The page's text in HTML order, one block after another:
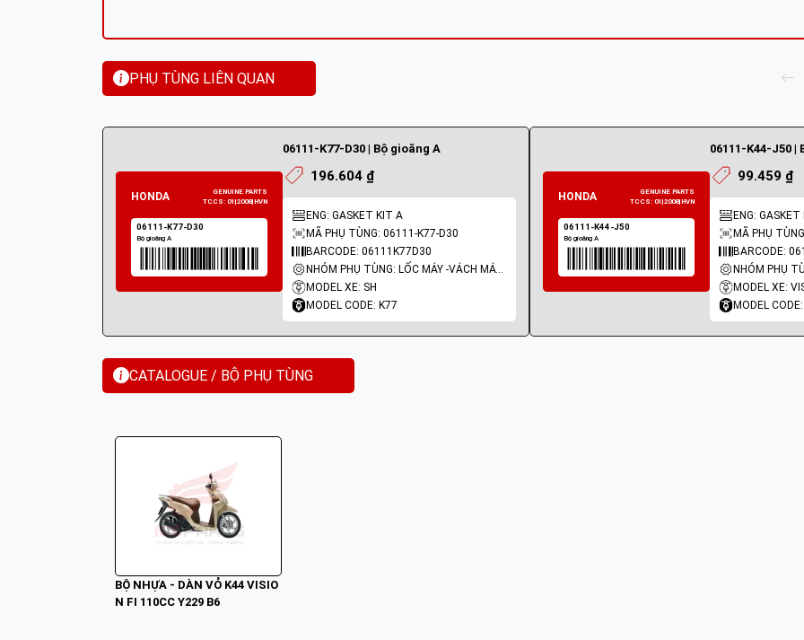
PHỤ TÙNG LIÊN QUAN
06111-K77-D30 | Bộ gioăng A
196.604 ₫
ENG: GASKET KIT A
MÃ PHỤ TÙNG: 06111-K77-D30
BARCODE: 06111K77D30
NHÓM PHỤ TÙNG: LỐC MÁY -VÁCH MÁY - GIOĂNG MÁY
MODEL XE: SH
MODEL CODE: K77
06111-K44-J50 |
99.459 ₫
ENG: GASKET
MÃ PHỤ
BARCODE:
MODEL XE:
MODEL
CATALOGUE / BỘ PHỤ TÙNG
BỘ NHỰA - DÀN VỎ K44 VISIO
N FI 110CC Y229 B6